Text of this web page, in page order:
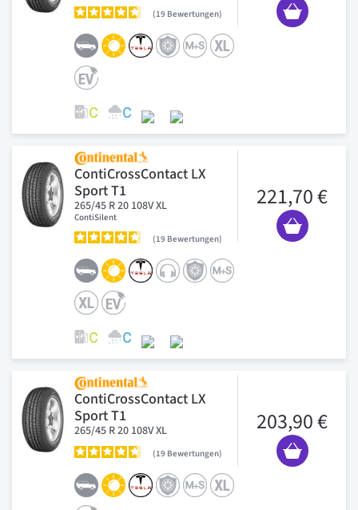
19 Bewertungen
ContiCrossContact LX
Sport T1
265/45 R 20 108V XL
ContiSilent
19 Bewertungen
221,70 €
ContiCrossContact LX
Sport T1
265/45 R 20 108V XL
19 Bewertungen
203,90 €